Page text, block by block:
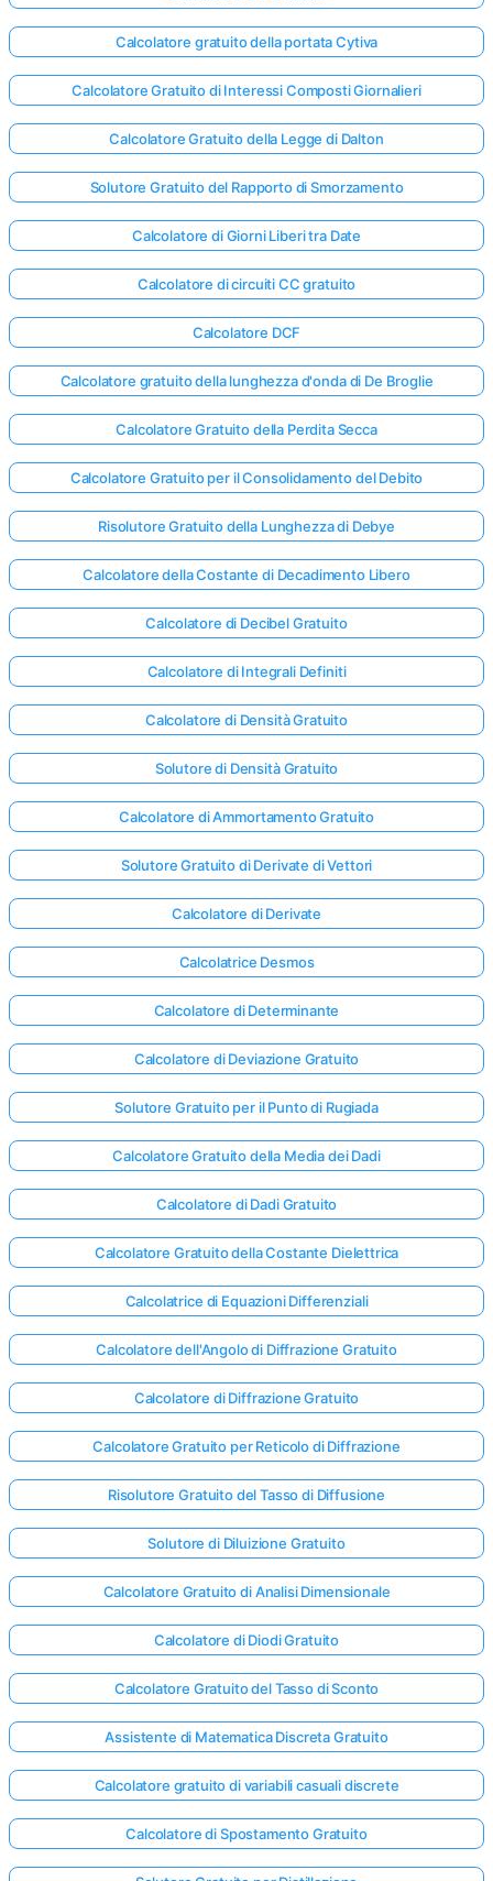
Accedi
Calcolatore gratuito della portata Cytiva
Calcolatore Gratuito di Interessi Composti Giornalieri
Calcolatore Gratuito della Legge di Dalton
Solutore Gratuito del Rapporto di Smorzamento
Calcolatore di Giorni Liberi tra Date
Calcolatore di circuiti CC gratuito
Calcolatore DCF
Calcolatore gratuito della lunghezza d'onda di De Broglie
Calcolatore Gratuito della Perdita Secca
Calcolatore Gratuito per il Consolidamento del Debito
Risolutore Gratuito della Lunghezza di Debye
Calcolatore della Costante di Decadimento Libero
Calcolatore di Decibel Gratuito
Calcolatore di Integrali Definiti
Calcolatore di Densità Gratuito
Solutore di Densità Gratuito
Calcolatore di Ammortamento Gratuito
Solutore Gratuito di Derivate di Vettori
Calcolatore di Derivate
Calcolatrice Desmos
Calcolatore di Determinante
Calcolatore di Deviazione Gratuito
Solutore Gratuito per il Punto di Rugiada
Calcolatore Gratuito della Media dei Dadi
Calcolatore di Dadi Gratuito
Calcolatore Gratuito della Costante Dielettrica
Calcolatrice di Equazioni Differenziali
Calcolatore dell'Angolo di Diffrazione Gratuito
Calcolatore di Diffrazione Gratuito
Calcolatore Gratuito per Reticolo di Diffrazione
Risolutore Gratuito del Tasso di Diffusione
Solutore di Diluizione Gratuito
Calcolatore Gratuito di Analisi Dimensionale
Calcolatore di Diodi Gratuito
Calcolatore Gratuito del Tasso di Sconto
Assistente di Matematica Discreta Gratuito
Calcolatore gratuito di variabili casuali discrete
Calcolatore di Spostamento Gratuito